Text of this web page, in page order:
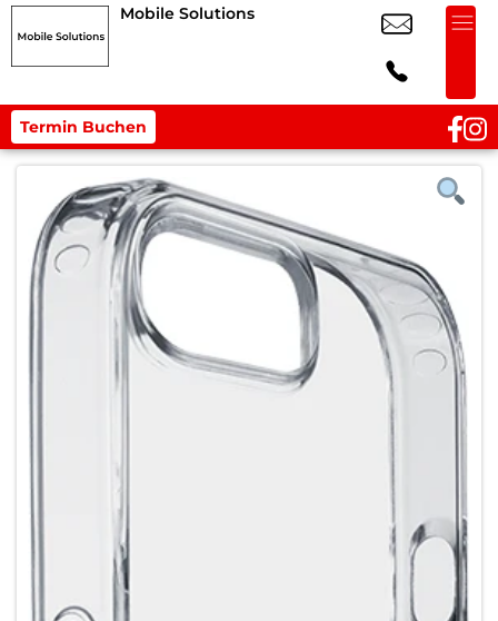
Mobile Solutions
Termin Buchen